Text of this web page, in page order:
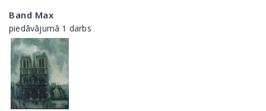
Band Max
piedāvājumā 1 darbs